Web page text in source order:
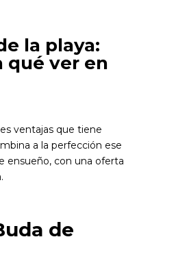
la playa:
qué ver en
ventajas que tiene
a la perfección ese
ensueño, con una oferta
de